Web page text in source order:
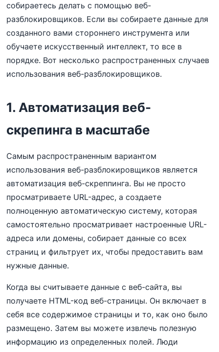
собираетесь делать с помощью веб-
разблокировщиков. Если вы собираете данные для
созданного вами стороннего инструмента или
обучаете искусственный интеллект, то все в
порядке. Вот несколько распространенных случаев
использования веб-разблокировщиков.
1. Автоматизация веб-
скрепинга в масштабе
Самым распространенным вариантом
использования веб-разблокировщиков является
автоматизация веб-скреппинга. Вы не просто
просматриваете URL-адрес, а создаете
полноценную автоматическую систему, которая
самостоятельно просматривает настроенные URL-
адреса или домены, собирает данные со всех
страниц и фильтрует их, чтобы предоставить вам
нужные данные.
Когда вы считываете данные с веб-сайта, вы
получаете HTML-код веб-страницы. Он включает в
себя все содержимое страницы и то, как оно было
размещено. Затем вы можете извлечь полезную
информацию из определенных полей. Люди